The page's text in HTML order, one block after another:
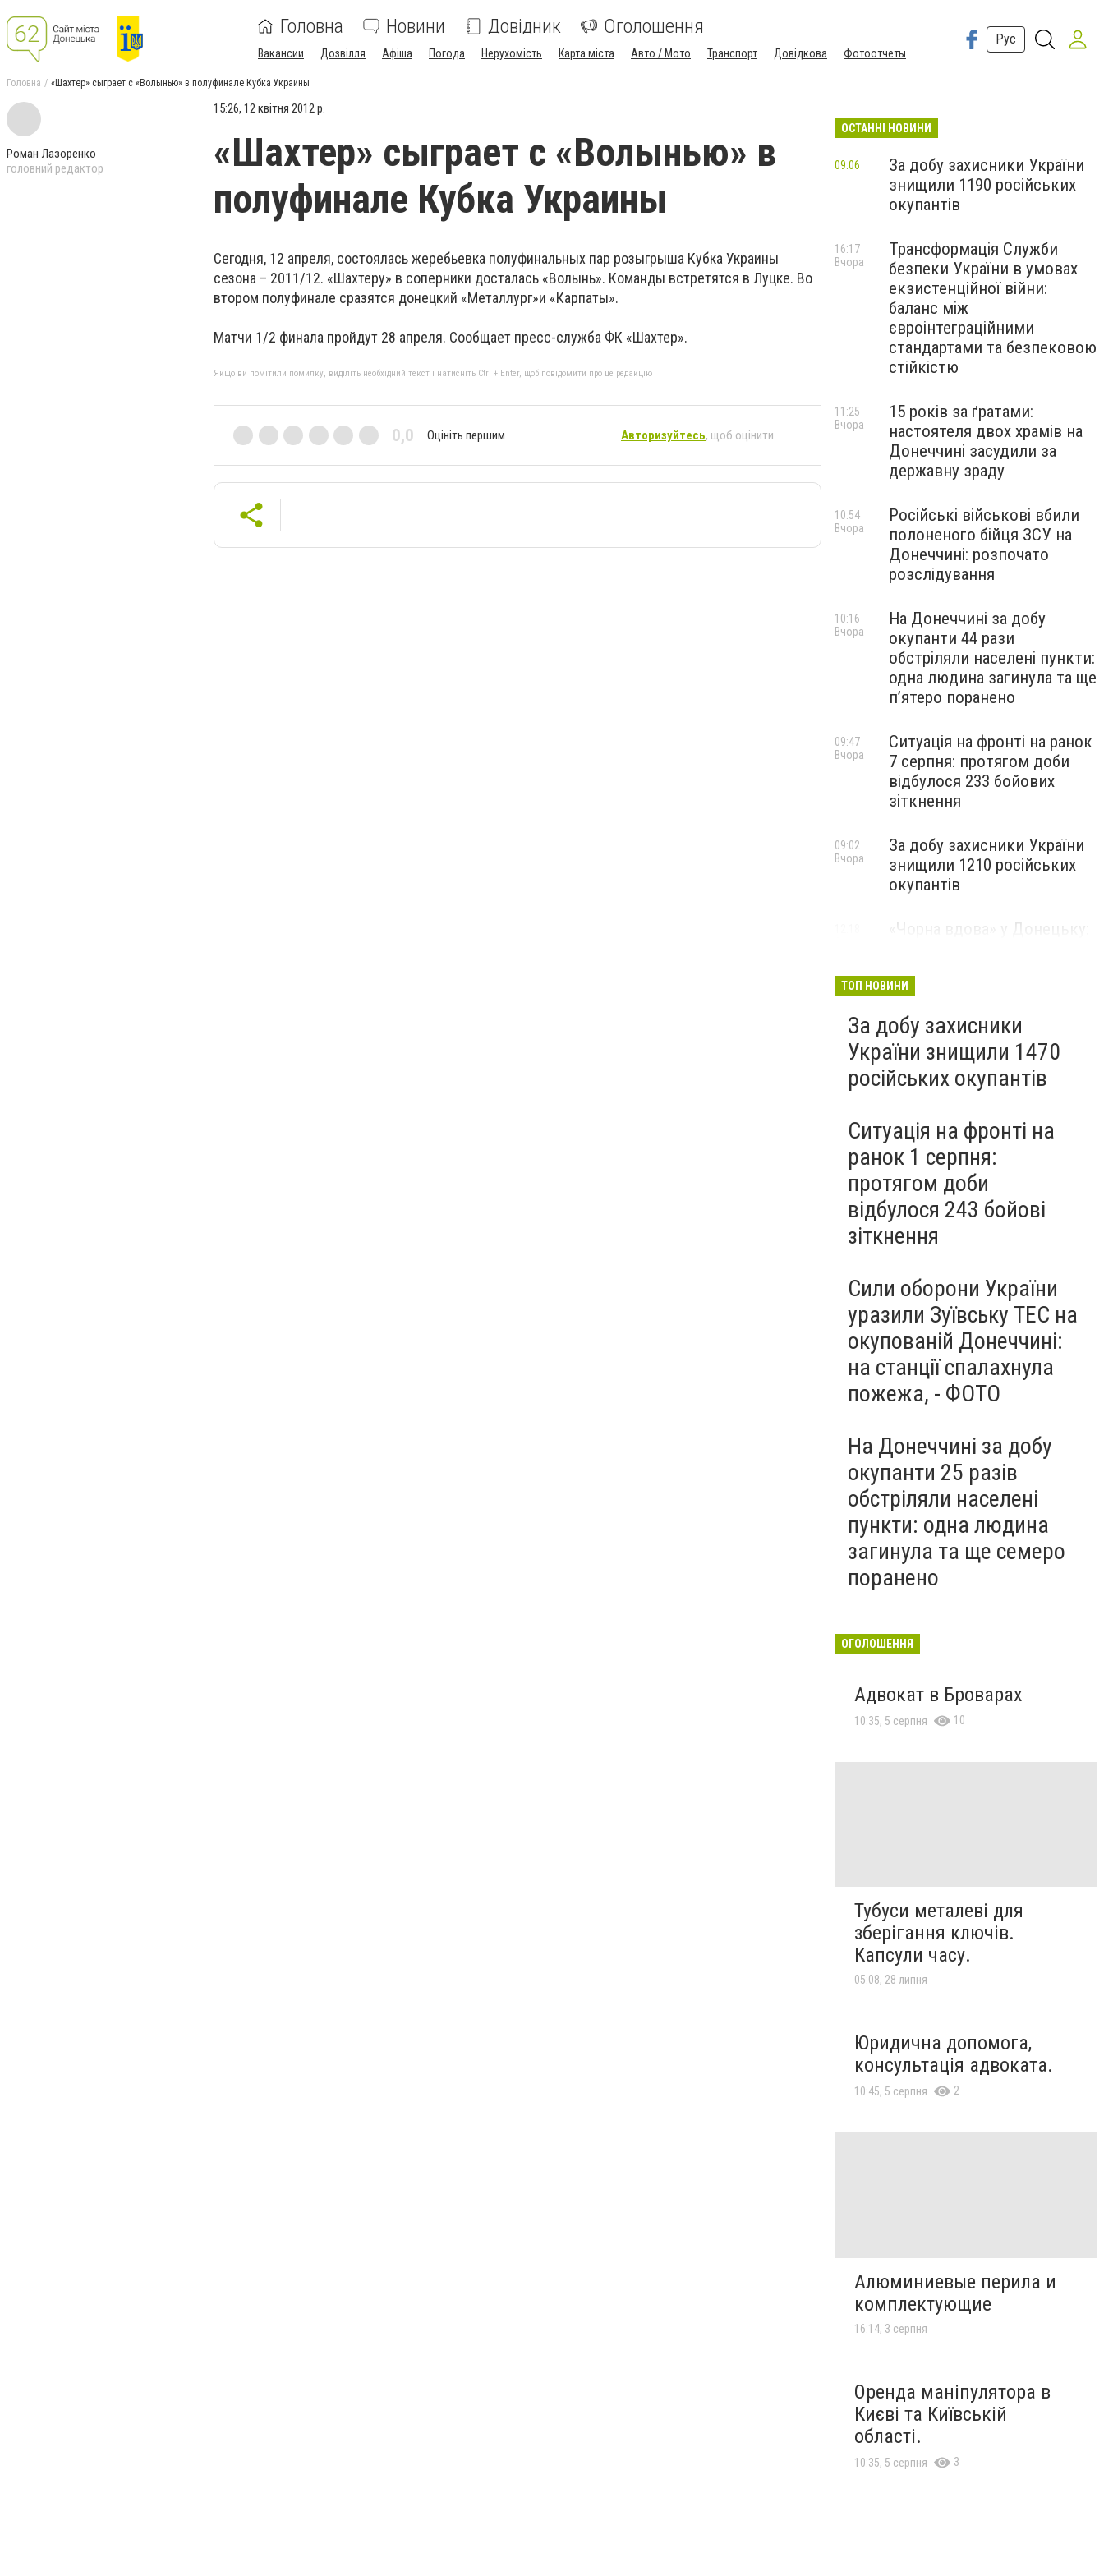
Головна Новини Довідник Оголошення
Вакансии Дозвілля Афіша Погода Нерухомість Карта міста Авто / Мото Транспорт Довідкова Фотоотчеты
Рус
Головна «Шахтер» сыграет с «Волынью» в полуфинале Кубка Украины
Роман Лазоренко
головний редактор
15:26, 12 квітня 2012 р.
«Шахтер» сыграет с «Волынью» в
полуфинале Кубка Украины
Сегодня, 12 апреля, состоялась жеребьевка полуфинальных пар розыгрыша Кубка Украины
сезона – 2011/12. «Шахтеру» в соперники досталась «Волынь». Команды встретятся в Луцке. Во
втором полуфинале сразятся донецкий «Металлург»и «Карпаты».
Матчи 1/2 финала пройдут 28 апреля. Сообщает пресс-служба ФК «Шахтер».
Якщо ви помітили помилку, виділіть необхідний текст і натисніть Ctrl + Enter, щоб повідомити про це редакцію
0,0 Оцініть першим Авторизуйтесь, щоб оцінити
ОСТАННІ НОВИНИ
За добу захисники України
знищили 1190 російських
окупантів
09:06
Трансформація Служби
безпеки України в умовах
екзистенційної війни:
баланс між
євроінтеграційними
стандартами та безпековою
стійкістю
16:17
Вчора
15 років за ґратами:
настоятеля двох храмів на
Донеччині засудили за
державну зраду
11:25
Вчора
Російські військові вбили
полоненого бійця ЗСУ на
Донеччині: розпочато
розслідування
10:54
Вчора
На Донеччині за добу
окупанти 44 рази
обстріляли населені пункти:
одна людина загинула та ще
пʼятеро поранено
10:16
Вчора
Ситуація на фронті на ранок
7 серпня: протягом доби
відбулося 233 бойових
зіткнення
09:47
Вчора
За добу захисники України
знищили 1210 російських
окупантів
09:02
Вчора
«Чорна вдова» у Донецьку:
небезпечного павука, -
ТОП НОВИНИ
За добу захисники
України знищили 1470
російських окупантів
Ситуація на фронті на
ранок 1 серпня:
протягом доби
відбулося 243 бойові
зіткнення
Сили оборони України
уразили Зуївську ТЕС на
окупованій Донеччині:
на станції спалахнула
пожежа, - ФОТО
На Донеччині за добу
окупанти 25 разів
обстріляли населені
пункти: одна людина
загинула та ще семеро
поранено
ОГОЛОШЕННЯ
Адвокат в Броварах
10:35, 5 серпня 10
Тубуси металеві для
зберігання ключів.
Капсули часу.
05:08, 28 липня
Юридична допомога,
консультація адвоката.
10:45, 5 серпня 2
Алюминиевые перила и
комплектующие
16:14, 3 серпня
Оренда маніпулятора в
Києві та Київській
області.
10:35, 5 серпня 3